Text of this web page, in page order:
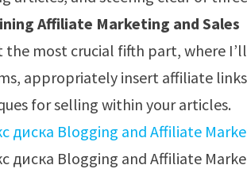
Affiliate Marketing and Sales
the most crucial fifth part, where
appropriately insert affiliate
for selling within your articles.